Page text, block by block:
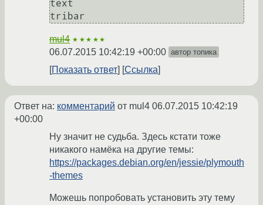
text
mul4 ★★★★★
06.07.2015 10:42:19 +00:00 автор топика
Показать ответ Ссылка
Ответ на: комментарий от mul4 06.07.2015 10:42:19
+00:00
Ну значит не судьба. Здесь кстати тоже
никакого намёка на другие темы:
https://packages.debian.org/en/jessie/plymouth
-themes
Можешь попробовать установить эту тему